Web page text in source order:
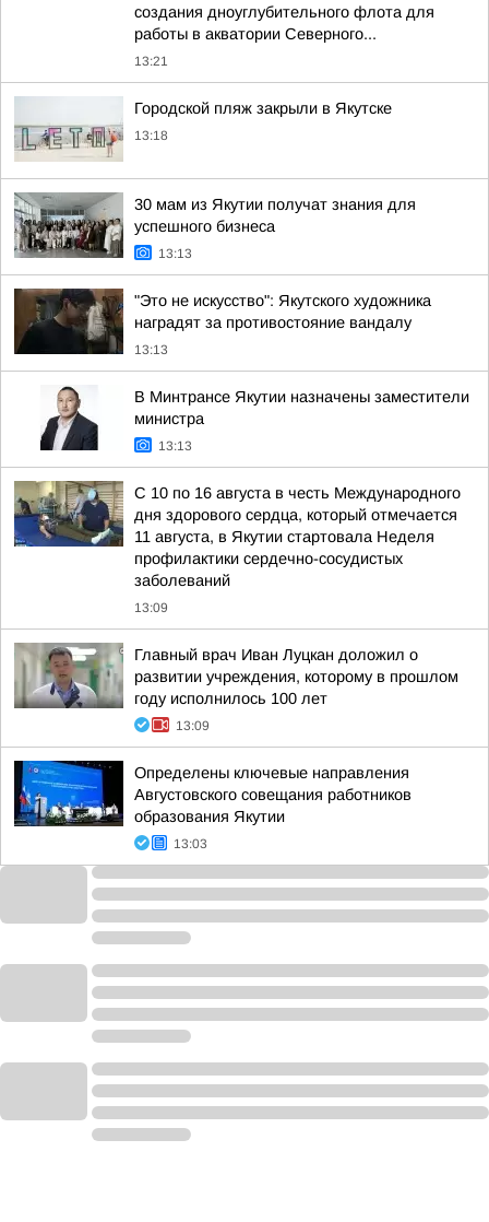
создания дноуглубительного флота для
работы в акватории Северного...
13:21
Городской пляж закрыли в Якутске
13:18
30 мам из Якутии получат знания для
успешного бизнеса
13:13
"Это не искусство": Якутского художника
наградят за противостояние вандалу
13:13
В Минтрансе Якутии назначены заместители
министра
13:13
С 10 по 16 августа в честь Международного
дня здорового сердца, который отмечается
11 августа, в Якутии стартовала Неделя
профилактики сердечно-сосудистых
заболеваний
13:09
Главный врач Иван Луцкан доложил о
развитии учреждения, которому в прошлом
году исполнилось 100 лет
13:09
Определены ключевые направления
Августовского совещания работников
образования Якутии
13:03